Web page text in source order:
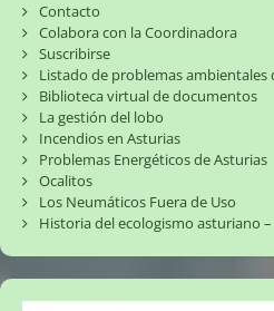
Contacto
Colabora con la Coordinadora
Suscribirse
Listado de problemas ambientales
Biblioteca virtual de documentos
La gestión del lobo
Incendios en Asturias
Problemas Energéticos de Asturias
Ocalitos
Los Neumáticos Fuera de Uso
Historia del ecologismo asturiano